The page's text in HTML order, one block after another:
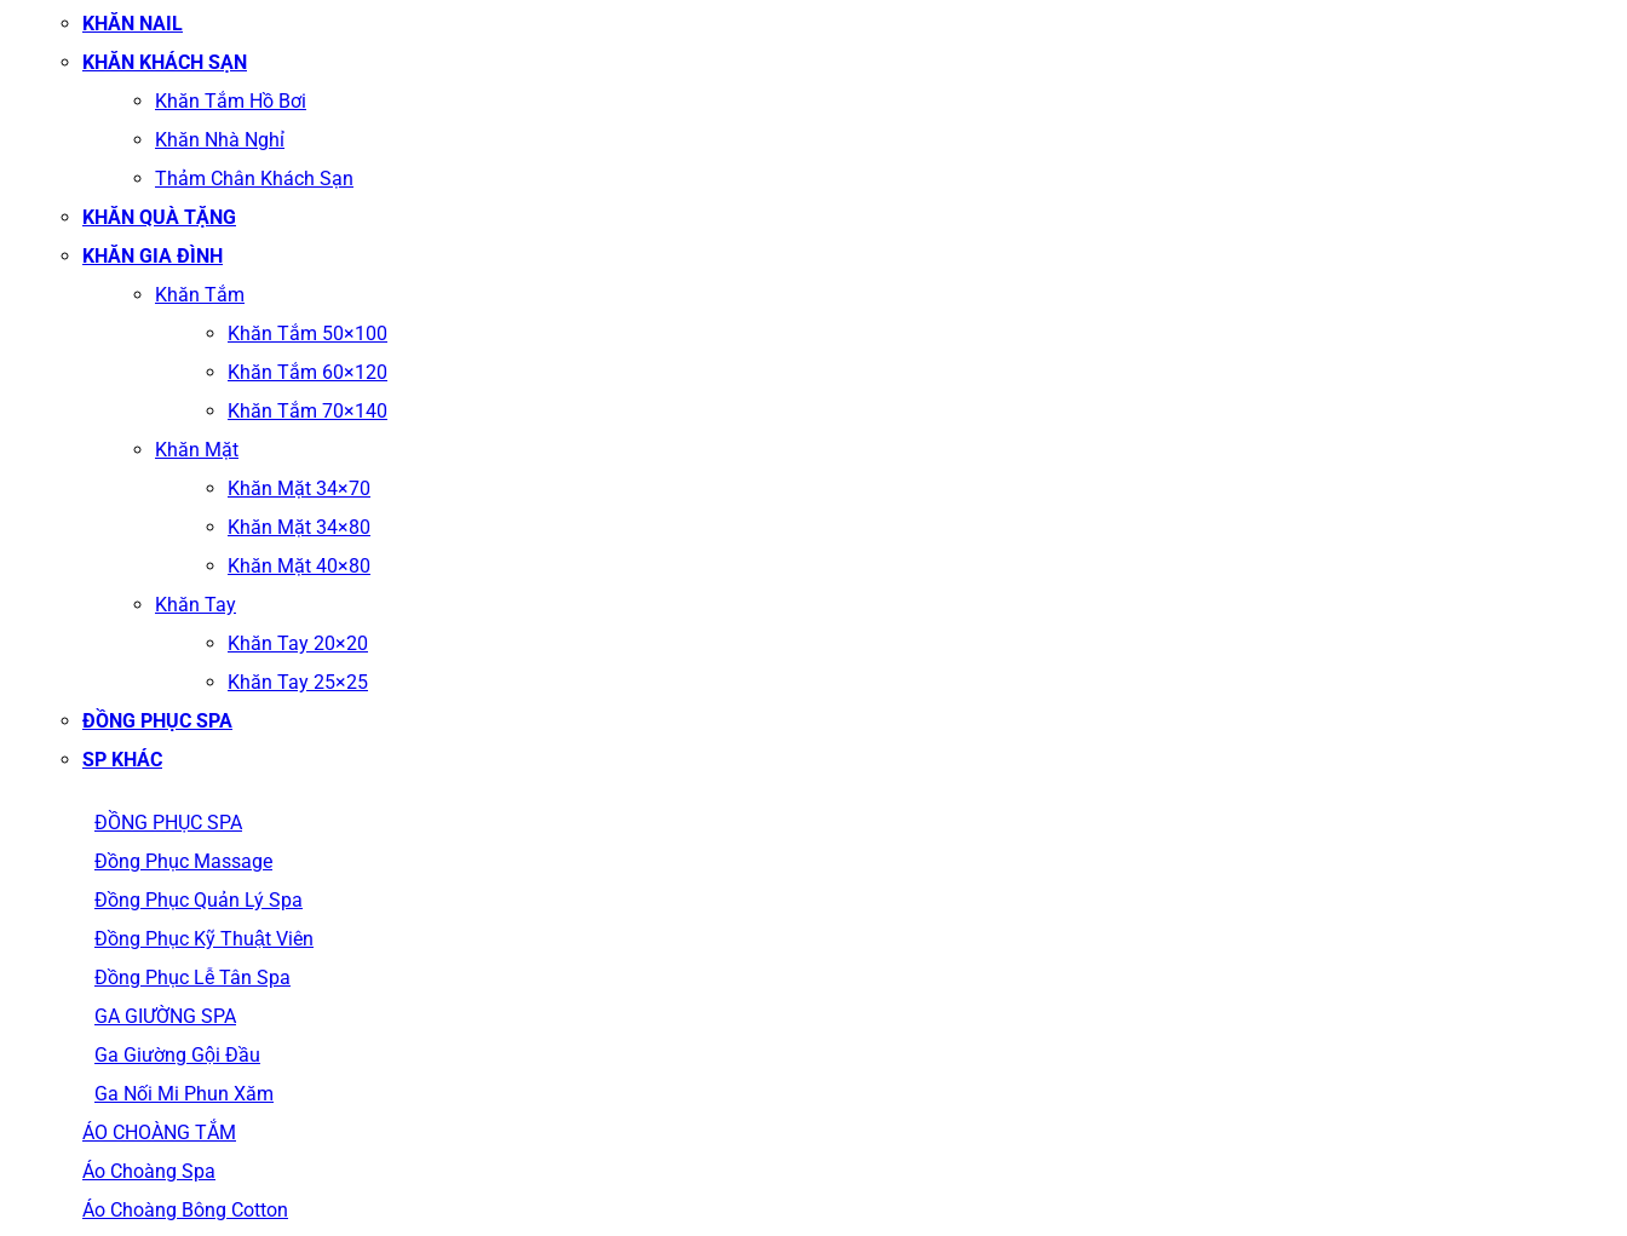
KHĂN NAIL
KHĂN KHÁCH SẠN
Khăn Tắm Hồ Bơi
Khăn Nhà Nghỉ
Thảm Chân Khách Sạn
KHĂN QUÀ TẶNG
KHĂN GIA ĐÌNH
Khăn Tắm
Khăn Tắm 50×100
Khăn Tắm 60×120
Khăn Tắm 70×140
Khăn Mặt
Khăn Mặt 34×70
Khăn Mặt 34×80
Khăn Mặt 40×80
Khăn Tay
Khăn Tay 20×20
Khăn Tay 25×25
ĐỒNG PHỤC SPA
SP KHÁC
ĐỒNG PHỤC SPA
Đồng Phục Massage
Đồng Phục Quản Lý Spa
Đồng Phục Kỹ Thuật Viên
Đồng Phục Lễ Tân Spa
GA GIƯỜNG SPA
Ga Giường Gội Đầu
Ga Nối Mi Phun Xăm
ÁO CHOÀNG TẮM
Áo Choàng Spa
Áo Choàng Bông Cotton